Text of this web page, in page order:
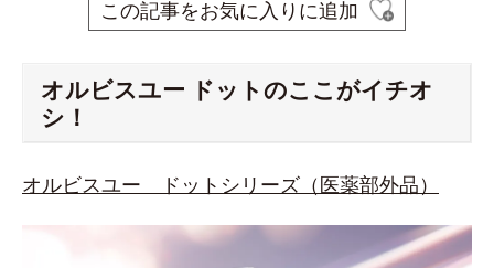
この記事をお気に入りに追加
オルビスユー ドットのここがイチオ
シ！
オルビスユー ドットシリーズ（医薬部外品）